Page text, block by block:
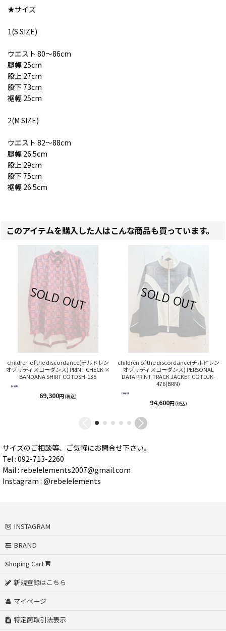
★サイズ
1(S SIZE)
ウエスト 80〜86cm
腿幅 25cm
股上 27cm
股下 73cm
裾幅 25cm
2(M SIZE)
ウエスト 82〜88cm
腿幅 26.5cm
股上 29cm
股下 75cm
裾幅 26.5cm
このアイテムを購入した人はこんな商品も買っています。
children of the discordance(チルドレン
オブザディスコーダンス) PRINT CHECK ×
BANDANA SHIRT COTDSH-135
69,300円 (税込)
children of the discordance(チルドレン
オブザディスコーダンス) PERSONAL
DATA PRINT TRACK JACKET COTDJK-
476(BRN)
94,600円 (税込)
サイズのご相談等、ご気軽にお問合せ下さい。
Tel : 092-713-2260
Mail : rebelelements2007@gmail.com
Instagram : @rebelelements
INSTAGRAM
BRAND
Shoping Cart
新規登録はこちら
マイページ
特定商取引法表示